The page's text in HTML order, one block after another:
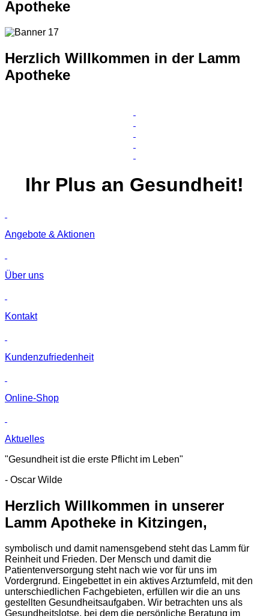
Apotheke
Herzlich Willkommen in der Lamm
Apotheke
Ihr Plus an Gesundheit!
Angebote & Aktionen
Über uns
Kontakt
Kunden­zufriedenheit
Online-Shop
Aktuelles
"Gesundheit ist die erste Pflicht im Leben"
- Oscar Wilde
Herzlich Willkommen in unserer
Lamm Apotheke in Kitzingen,
symbolisch und damit namensgebend steht das Lamm für
Reinheit und Frieden. Der Mensch und damit die
Patientenversorgung steht nach wie vor für uns im
Vordergrund. Eingebettet in ein aktives Arztumfeld, mit den
unterschiedlichen Fachgebieten, erfüllen wir die an uns
gestellten Gesundheitsaufgaben. Wir betrachten uns als
Gesundheitslotse, bei dem die persönliche Beratung im